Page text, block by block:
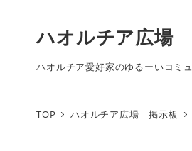
ハオルチア広場
ハオルチア愛好家のゆるーいコミ
TOP ハオルチア広場 掲示板